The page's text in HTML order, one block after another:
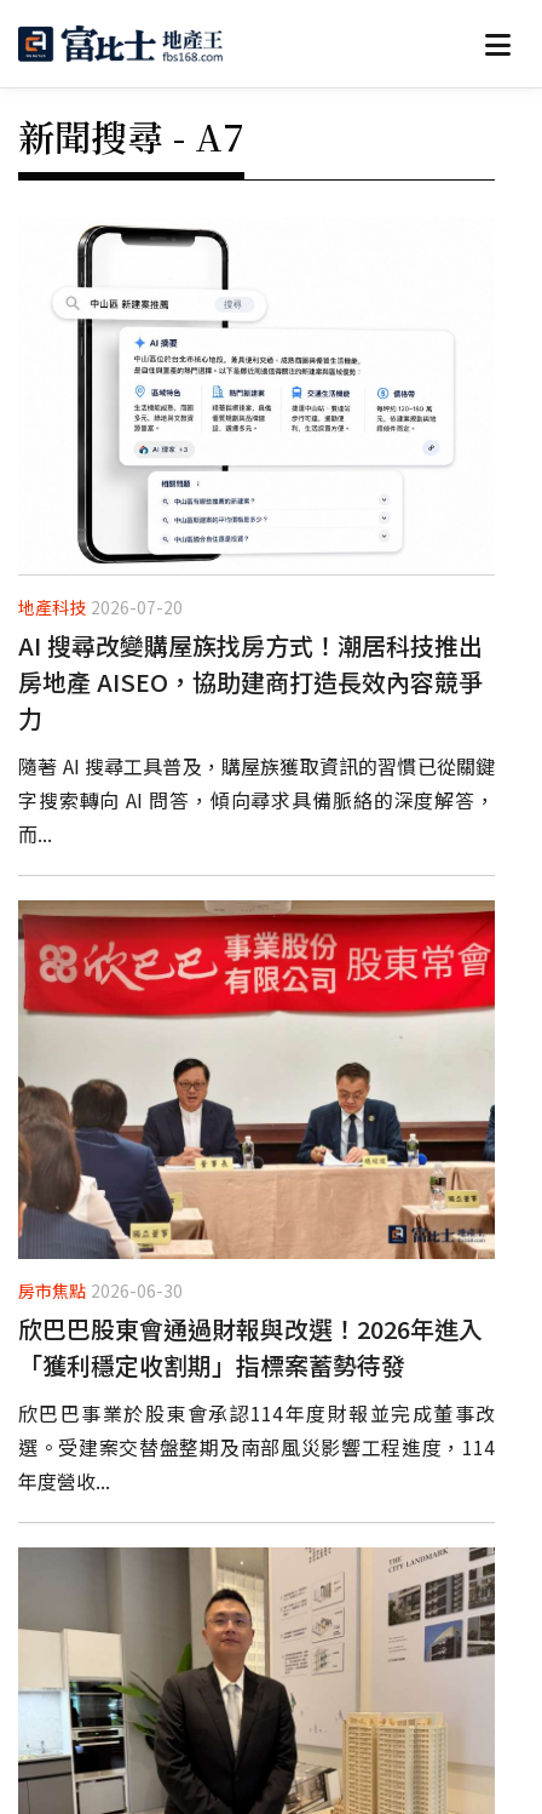
新聞搜尋 - A7
地產科技 2026-07-20
AI 搜尋改變購屋族找房方式！潮居科技推出
房地產 AISEO，協助建商打造長效內容競爭
力
隨著 AI 搜尋工具普及，購屋族獲取資訊的習慣已從關鍵
字搜索轉向 AI 問答，傾向尋求具備脈絡的深度解答，
而...
房市焦點 2026-06-30
欣巴巴股東會通過財報與改選！2026年進入
「獲利穩定收割期」指標案蓄勢待發
欣巴巴事業於股東會承認114年度財報並完成董事改
選。受建案交替盤整期及南部風災影響工程進度，114
年度營收...